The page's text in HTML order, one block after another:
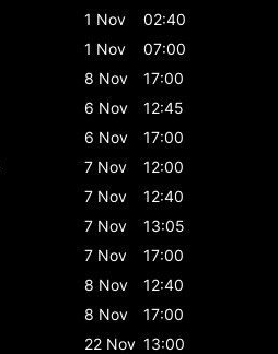
1 Nov
02:40
1 Nov
07:00
8 Nov
17:00
6 Nov
12:45
6 Nov
17:00
7 Nov
12:00
7 Nov
12:40
7 Nov
13:05
7 Nov
17:00
8 Nov
12:40
8 Nov
17:00
22 Nov 13:00